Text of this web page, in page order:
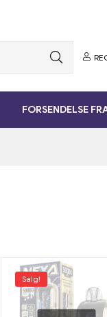
FORSENDELSE
Salg!